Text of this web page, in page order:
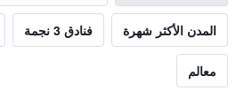
المدن الأكثر شهرة فنادق 3 نجمة
معالم